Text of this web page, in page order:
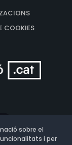
COOKIES
sobre el
i per